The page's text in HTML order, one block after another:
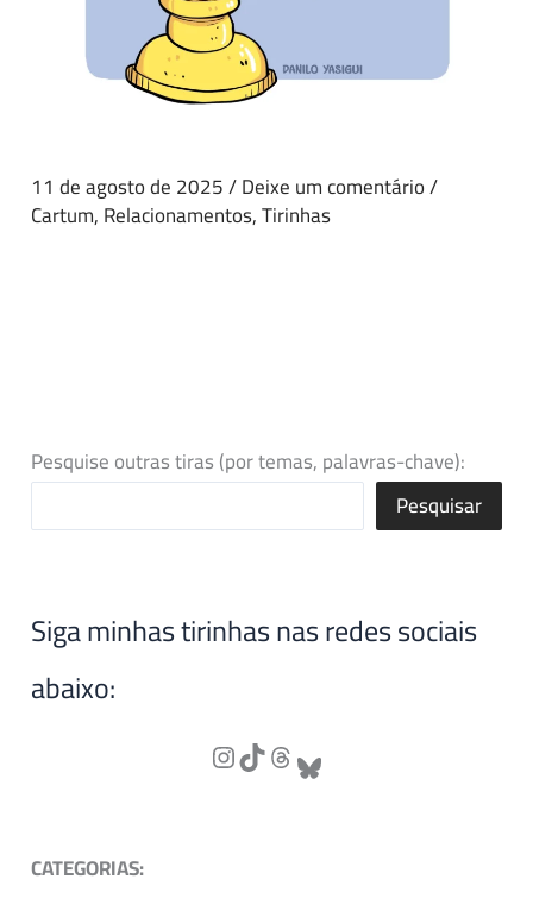
11 de agosto de 2025/Deixe um comentário/
Cartum,Relacionamentos,Tirinhas
Pesquise outras tiras (por temas, palavras-chave):
Pesquisar
Siga minhas tirinhas nas redes sociais
abaixo:
CATEGORIAS: